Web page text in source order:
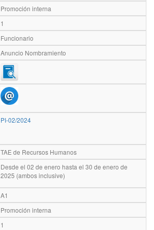
Promoción interna
1
Funcionario
Anuncio Nombramiento
PI-02/2024
TAE de Recursos Humanos
Desde el 02 de enero hasta el 30 de enero de
2025 (ambos inclusive)
A1
Promoción interna
1